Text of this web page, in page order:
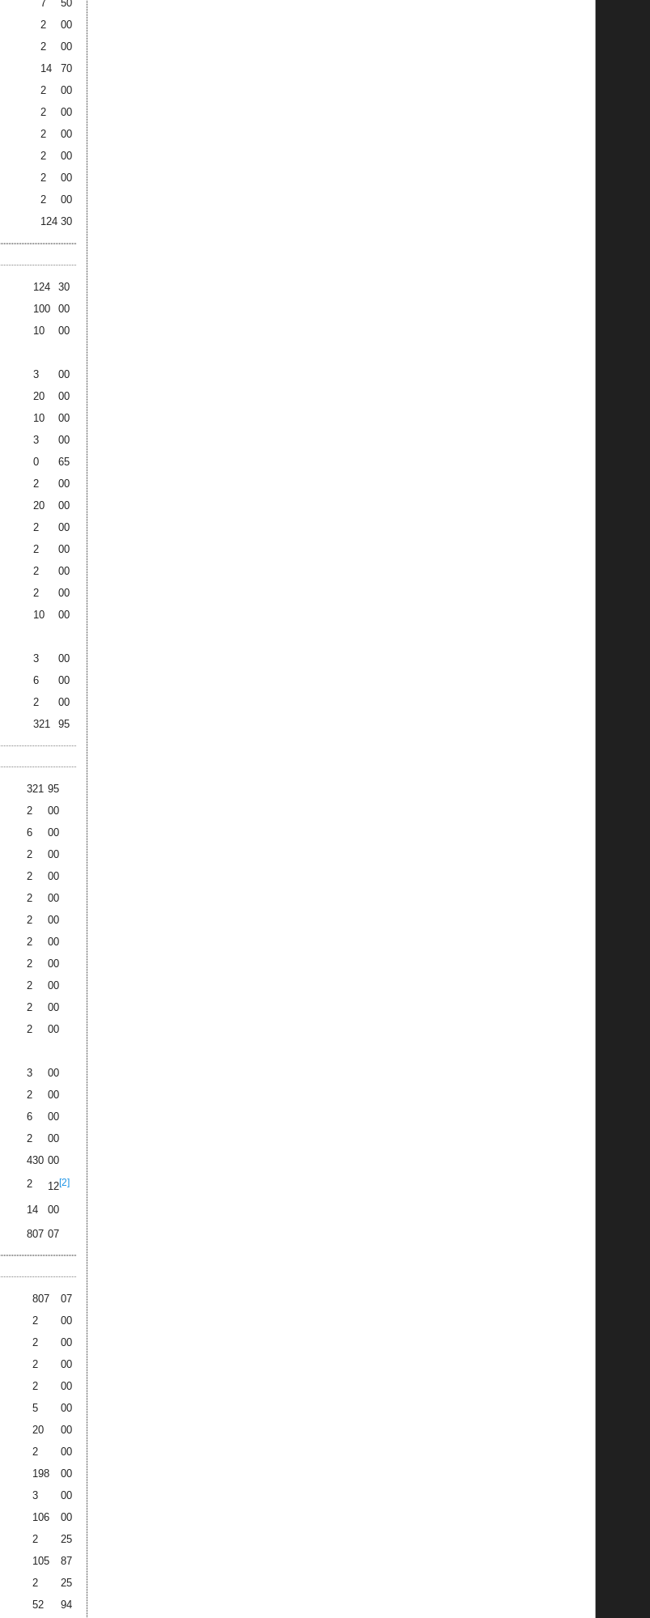
7
50
2
00
2
00
14
70
2
00
2
00
2
00
2
00
2
00
2
00
124 30
124
30
100
00
10
00
3
00
20
00
10
00
3
00
0
65
2
00
20
00
2
00
2
00
2
00
2
00
10
00
3
00
6
00
2
00
321 95
321 95
2
00
6
00
2
00
2
00
2
00
2
00
2
00
2
00
2
00
2
00
2
00
3
00
2
00
6
00
2
00
430 00
2 12[2]
14
00
807 07
807
07
2
00
2
00
2
00
2
00
5
00
20
00
2
00
198
00
3
00
106
00
2
25
105
87
2
25
52 94